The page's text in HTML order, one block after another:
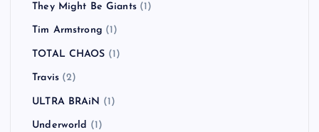
They Might Be Giants(1)
Tim Armstrong (1)
TOTAL CHAOS (1)
Travis(2)
ULTRA BRAiN (1)
Underworld (1)